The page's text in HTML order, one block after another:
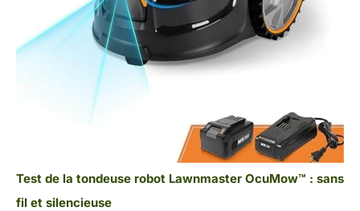
Test de la tondeuse robot Lawnmaster OcuMow™ : sans
fil et silencieuse